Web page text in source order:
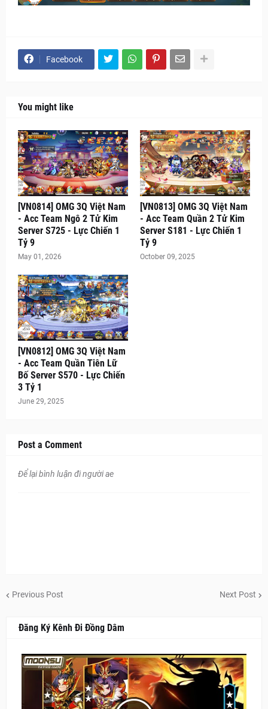
Facebook
You might like
[VN0814] OMG 3Q Việt Nam
- Acc Team Ngô 2 Tử Kim
Server S725 - Lực Chiến 1
Tỷ 9
May 01, 2026
[VN0813] OMG 3Q Việt Nam
- Acc Team Quần 2 Tử Kim
Server S181 - Lực Chiến 1
Tỷ 9
October 09, 2025
[VN0812] OMG 3Q Việt Nam
- Acc Team Quần Tiên Lữ
Bố Server S570 - Lực Chiến
3 Tỷ 1
June 29, 2025
Post a Comment
Để lại bình luận đi người ae
Previous Post Next Post
Đăng Ký Kênh Đi Đồng Dâm